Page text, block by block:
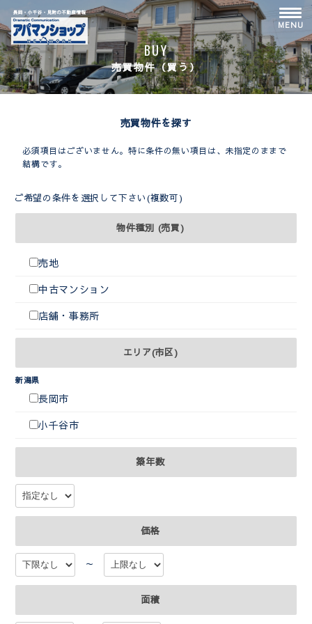
content
MENU
BUY
売買物件（買う）
売買物件を探す
必須項目はございません。特に条件の無い項目は、未指定のままで
結構です。
ご希望の条件を選択して下さい(複数可)
物件種別 (売買)
売地
中古マンション
店舗・事務所
エリア(市区)
新潟県
長岡市
小千谷市
築年数
価格
～
面積